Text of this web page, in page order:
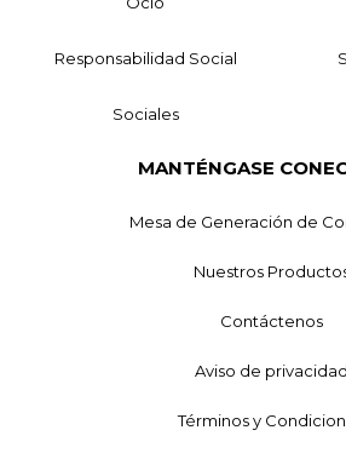
Responsabilidad Social
Sociales
MANTÉNGASE
Mesa de Generación de
Nuestros
Contáctenos
Aviso de privacidad
Términos y